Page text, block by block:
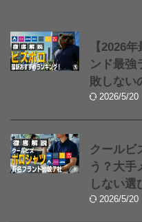
【2026
ンド最強
敗しない
2026/5/20
クールビ
う？大手
しない
2026/5/20